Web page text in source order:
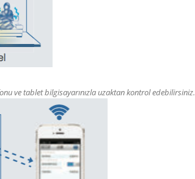
ve tablet bilgisayarınızla uzaktan kontrol edebilirsiniz.